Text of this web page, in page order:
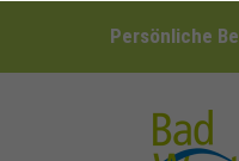
Persönliche